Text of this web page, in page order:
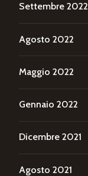
Settembre 2022
Agosto 2022
Maggio 2022
Gennaio 2022
Dicembre 2021
Agosto 2021